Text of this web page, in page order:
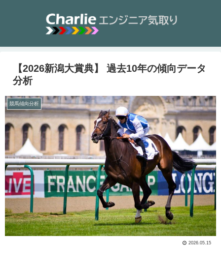
【2026新潟大賞典】 過去10年の傾向データ
分析
競馬傾向分析
2026.05.15